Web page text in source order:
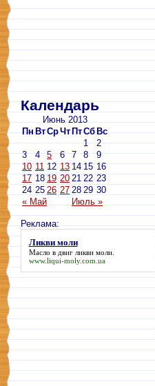
Календарь
Июнь 2013
ПнВтСрЧтПтСбВс
« Май Июль »
1
2
3
4 5 6 7 8
9
10 11 12 13 14 15 16
17 18 19 20 21 22 23
24 25 26 27 28 29 30
Реклама:
Ликви моли
Масло в двиг ликви моли.
www.liqui-moly.com.ua